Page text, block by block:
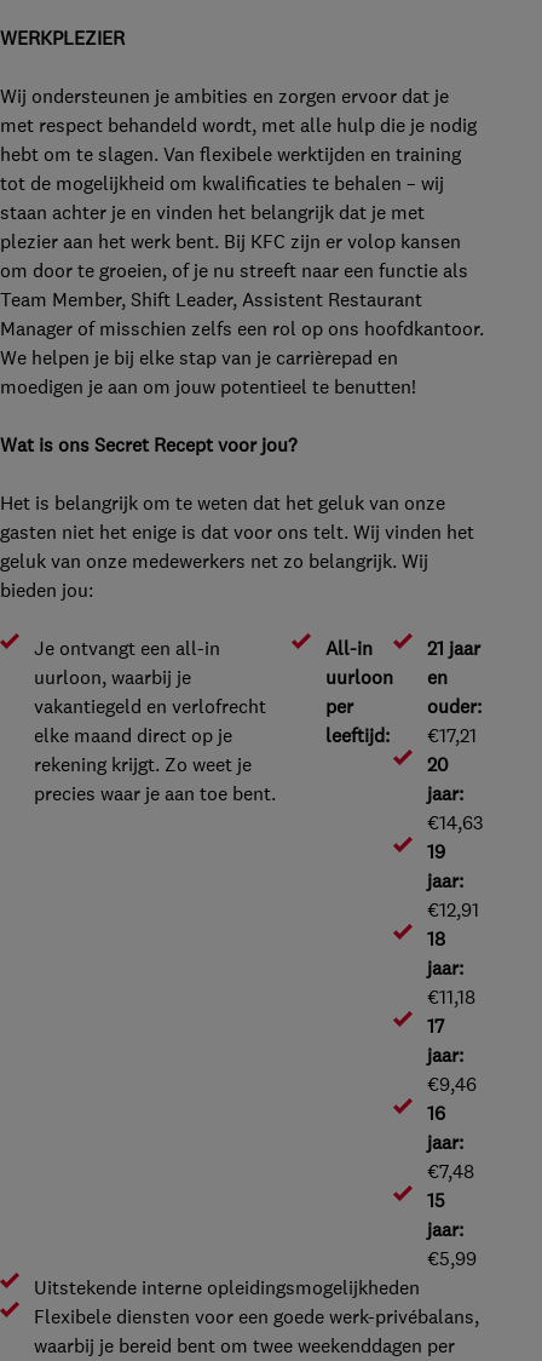
WERKPLEZIER
Wij ondersteunen je ambities en zorgen ervoor dat je
met respect behandeld wordt, met alle hulp die je nodig
hebt om te slagen. Van flexibele werktijden en training
tot de mogelijkheid om kwalificaties te behalen – wij
staan achter je en vinden het belangrijk dat je met
plezier aan het werk bent. Bij KFC zijn er volop kansen
om door te groeien, of je nu streeft naar een functie als
Team Member, Shift Leader, Assistent Restaurant
Manager of misschien zelfs een rol op ons hoofdkantoor.
We helpen je bij elke stap van je carrièrepad en
moedigen je aan om jouw potentieel te benutten!
Wat is ons Secret Recept voor jou?
Het is belangrijk om te weten dat het geluk van onze
gasten niet het enige is dat voor ons telt. Wij vinden het
geluk van onze medewerkers net zo belangrijk. Wij
bieden jou:
Je ontvangt een all-in
uurloon, waarbij je
vakantiegeld en verlofrecht
elke maand direct op je
rekening krijgt. Zo weet je
precies waar je aan toe bent.
All-in
uurloon
per
leeftijd:
21 jaar
en
ouder:
€17,21
20
jaar:
€14,63
19
jaar:
€12,91
18
jaar:
€11,18
17
jaar:
€9,46
16
jaar:
€7,48
15
jaar:
€5,99
Uitstekende interne opleidingsmogelijkheden
Flexibele diensten voor een goede werk-privébalans,
waarbij je bereid bent om twee weekenddagen per